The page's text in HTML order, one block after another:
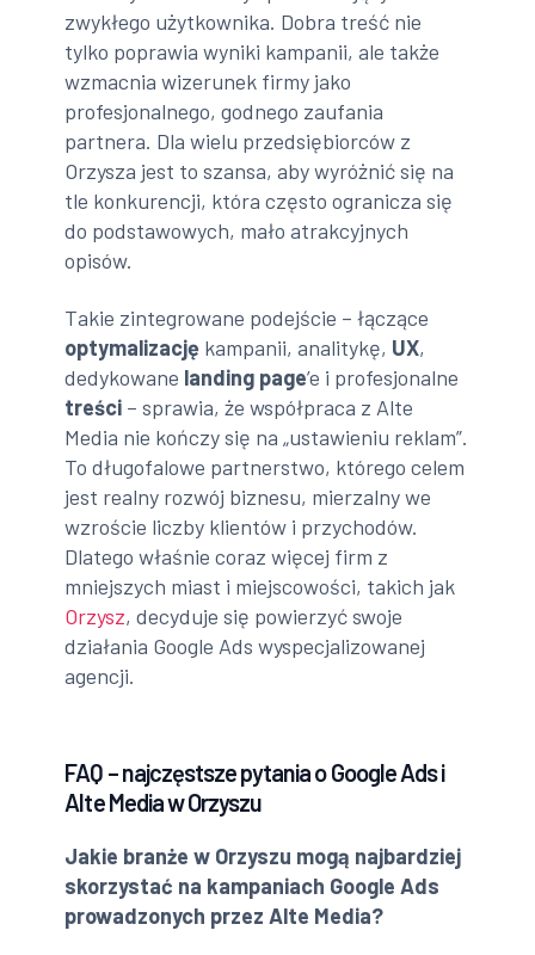
zwykłego użytkownika. Dobra treść nie
tylko poprawia wyniki kampanii, ale także
wzmacnia wizerunek firmy jako
profesjonalnego, godnego zaufania
partnera. Dla wielu przedsiębiorców z
Orzysza jest to szansa, aby wyróżnić się na
tle konkurencji, która często ogranicza się
do podstawowych, mało atrakcyjnych
opisów.
Takie zintegrowane podejście – łączące
optymalizację kampanii, analitykę, UX,
dedykowane landing page’e i profesjonalne
treści – sprawia, że współpraca z Alte
Media nie kończy się na „ustawieniu reklam”.
To długofalowe partnerstwo, którego celem
jest realny rozwój biznesu, mierzalny we
wzroście liczby klientów i przychodów.
Dlatego właśnie coraz więcej firm z
mniejszych miast i miejscowości, takich jak
Orzysz, decyduje się powierzyć swoje
działania Google Ads wyspecjalizowanej
agencji.
FAQ – najczęstsze pytania o Google Ads i
Alte Media w Orzyszu
Jakie branże w Orzyszu mogą najbardziej
skorzystać na kampaniach Google Ads
prowadzonych przez Alte Media?